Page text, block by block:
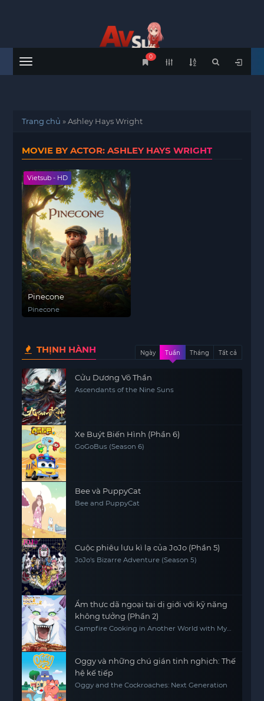
Menu
0
Trang chủ »Ashley Hays Wright
MOVIE BY ACTOR: ASHLEY HAYS WRIGHT
Vietsub - HD
Pinecone
Pinecone
THỊNH HÀNH Ngày Tuần Tháng Tất cả
Cửu Dương Võ Thần
Ascendants of the Nine Suns
Xe Buýt Biến Hình (Phần 6)
GoGoBus (Season 6)
Bee và PuppyCat
Bee and PuppyCat
Cuộc phiêu lưu kì lạ của JoJo (Phần 5)
JoJo's Bizarre Adventure (Season 5)
Ẩm thực dã ngoại tại dị giới với kỹ năng
không tưởng (Phần 2)
Campfire Cooking in Another World with My
Oggy và những chú gián tinh nghịch: Thế
hệ kế tiếp
Oggy and the Cockroaches: Next Generation